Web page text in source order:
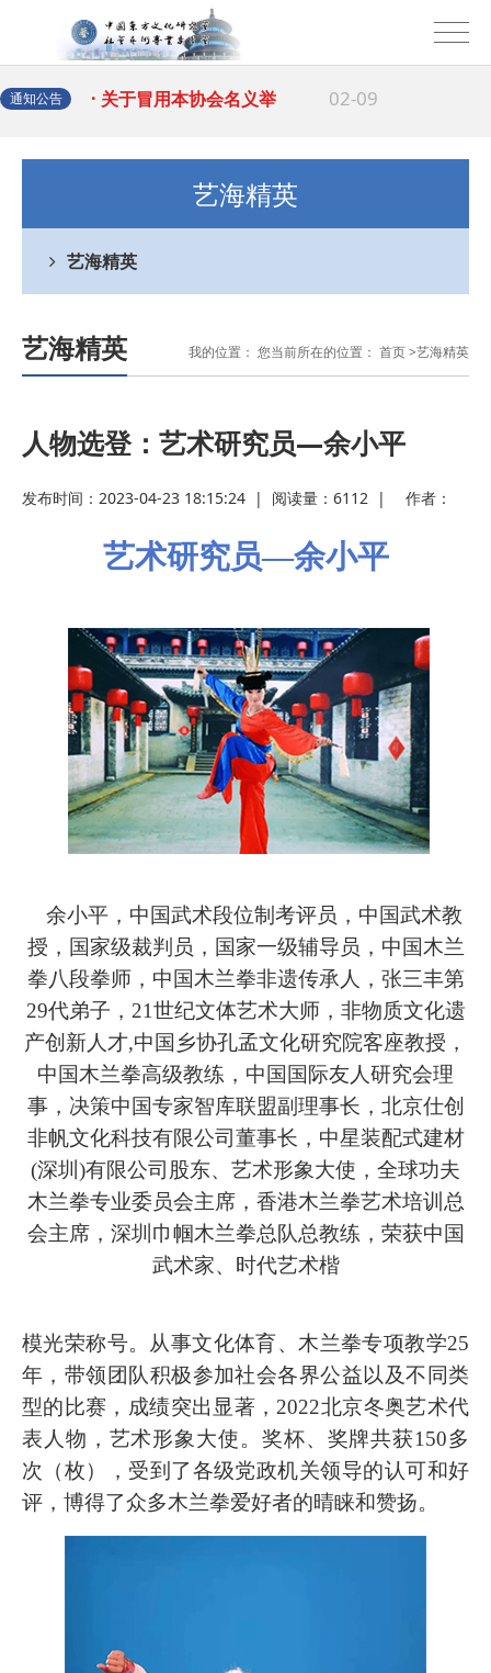
通知公告
· 关于冒用本协会名义举
· 郑重声明 10-28
· 关于冒用"中国东方文 03-02
· 关于冒用本协会名义举 02-09
· 郑重声明 10-28
艺海精英
艺海精英
艺海精英 我的位置： 您当前所在的位置： 首页>艺海精英
人物选登：艺术研究员—余小平
发布时间：2023-04-23 18:15:24 | 阅读量： 6112 | 作者：
艺术研究员—余小平
余小平，中国武术段位制考评员，中国武术教
授，国家级裁判员，国家一级辅导员，中国木兰
拳八段拳师，中国木兰拳非遗传承人，张三丰第
29代弟子，21世纪文体艺术大师，非物质文化遗
产创新人才,中国乡协孔孟文化研究院客座教授，
中国木兰拳高级教练，中国国际友人研究会理
事，决策中国专家智库联盟副理事长，北京仕创
非帆文化科技有限公司董事长，中星装配式建材
(深圳)有限公司股东、艺术形象大使，全球功夫
木兰拳专业委员会主席，香港木兰拳艺术培训总
会主席，深圳巾帼木兰拳总队总教练，荣获中国
武术家、时代艺术楷
模光荣称号。 从事文化体育、木兰拳专项教学25
年，带领团队积极参加社会各界公益以及不同类
型的比赛，成绩突出显著，2022北京冬奥艺术代
表人物，艺术形象大使。奖杯、奖牌共获150多
次（枚），受到了各级党政机关领导的认可和好
评，博得了众多木兰拳爱好者的晴睐和赞扬。